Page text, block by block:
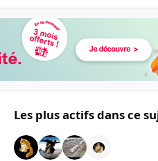
Les plus actifs dans ce